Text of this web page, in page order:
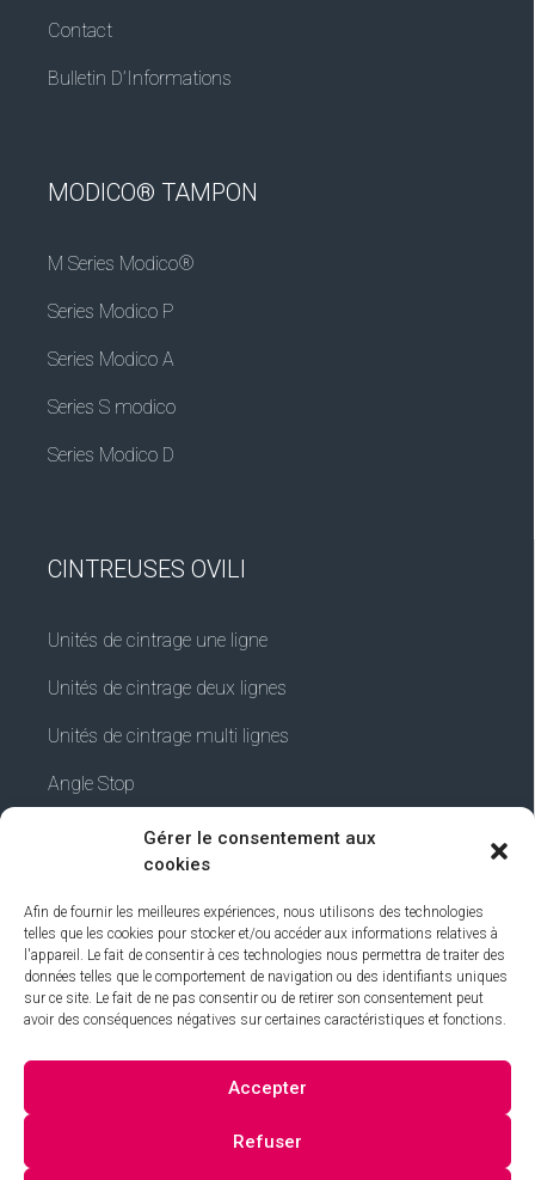
Gérer le consentement aux
cookies
Afin de fournir les meilleures expériences, nous utilisons des technologies
telles que les cookies pour stocker et/ou accéder aux informations relatives à
l'appareil. Le fait de consentir à ces technologies nous permettra de traiter des
données telles que le comportement de navigation ou des identifiants uniques
sur ce site. Le fait de ne pas consentir ou de retirer son consentement peut
avoir des conséquences négatives sur certaines caractéristiques et fonctions.
Accepter
Refuser
Contact
Bulletin D’Informations
MODICO® TAMPON
M Series Modico®
Series Modico P
Series Modico A
Series S modico
Series Modico D
CINTREUSES OVILI
Unités de cintrage une ligne
Unités de cintrage deux lignes
Unités de cintrage multi lignes
Angle Stop
Termes et conditions
Avis juridique
Politique de confidentialité